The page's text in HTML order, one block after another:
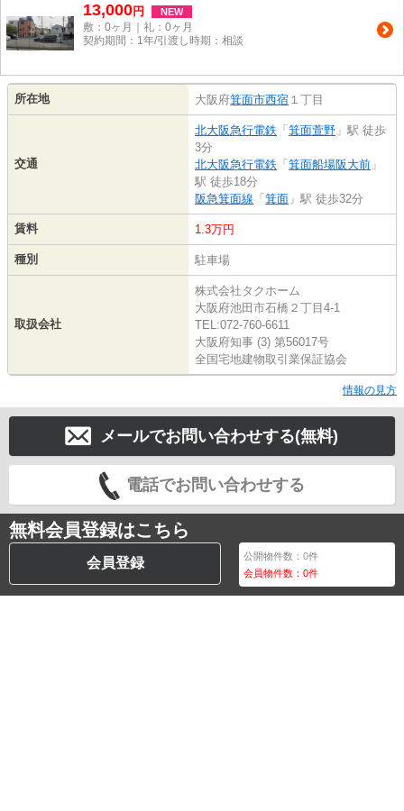
13,000円 NEW
敷：0ヶ月｜礼：0ヶ月
契約期間：1年/引渡し時期：相談
所在地 大阪府箕面市西宿 １丁目
交通
北大阪急行電鉄 「 箕面萱野 」駅 徒歩
3分
北大阪急行電鉄 「 箕面船場阪大前 」
駅 徒歩18分
阪急箕面線 「 箕面 」駅 徒歩32分
賃料 1.3万円
種別 駐車場
取扱会社
株式会社タクホーム
大阪府池田市石橋２丁目4-1
TEL:072-760-6611
大阪府知事 (3) 第56017号
全国宅地建物取引業保証協会
情報の見方
メールでお問い合わせする(無料)
電話でお問い合わせする
無料会員登録はこちら
会員登録 公開物件数：0件
会員物件数：0件